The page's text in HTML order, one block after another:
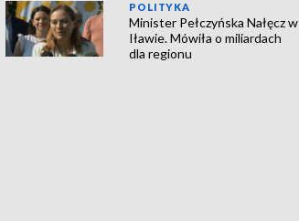
POLITYKA
Minister Pełczyńska Nałęcz w
Iławie. Mówiła o miliardach
dla regionu